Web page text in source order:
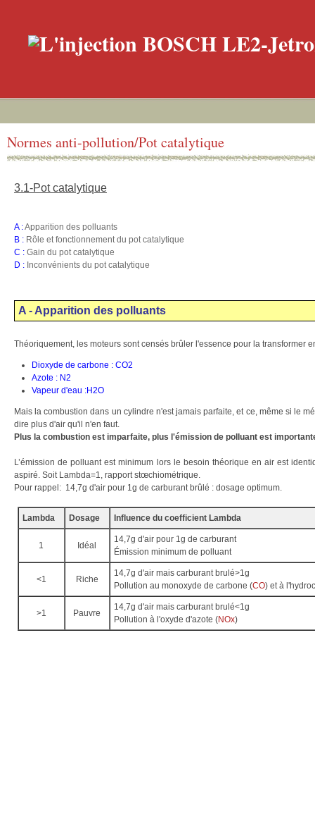
Normes anti-pollution/Pot catalytique
3.1-Pot catalytique
A :Apparition des polluants
B : Rôle et fonctionnement du pot catalytique
C : Gain du pot catalytique
D : Inconvénients du pot catalytique
A - Apparition des polluants
Théoriquement, les moteurs sont censés brûler l'essence pour la transformer
Dioxyde de carbone : CO2
Azote : N2
Vapeur d'eau :H2O
Mais la combustion dans un cylindre n'est jamais parfaite, et ce, même si le
dire plus d'air qu'il n'en faut.
Plus la combustion est imparfaite, plus l'émission de polluant est
L’émission de polluant est minimum lors le besoin théorique en air est
aspiré. Soit Lambda=1, rapport stœchiométrique.
Pour rappel: 14,7g d'air pour 1g de carburant brûlé : dosage optimum.
Lambda Dosage Influence du coefficient Lambda
1 Idéal
14,7g d'air pour 1g de carburant
Émission minimum de polluant
<1 Riche
14,7g d'air mais carburant brulé>1g
Pollution au monoxyde de carbone (CO) et à
>1 Pauvre
14,7g d'air mais carburant brulé<1g
Pollution à l'oxyde d'azote (NOx)